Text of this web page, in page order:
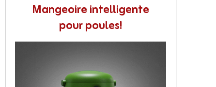
Mangeoire intelligente
pour poules!